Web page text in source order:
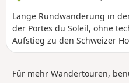
Lange Rundwanderung in
der Portes du Soleil, ohne
Aufstieg zu den Schweizer
Lac de Chesery.
Bassachaux und Rückweg
Für mehr Wandertouren,